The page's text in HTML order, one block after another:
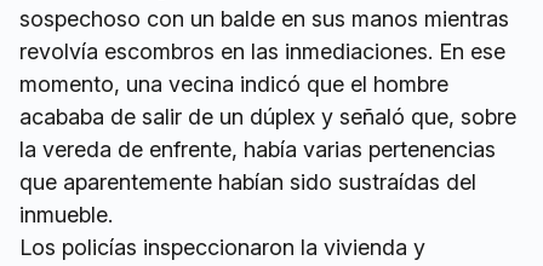
sospechoso con un balde en sus manos mientras
revolvía escombros en las inmediaciones. En ese
momento, una vecina indicó que el hombre
acababa de salir de un dúplex y señaló que, sobre
la vereda de enfrente, había varias pertenencias
que aparentemente habían sido sustraídas del
inmueble.
Los policías inspeccionaron la vivienda y